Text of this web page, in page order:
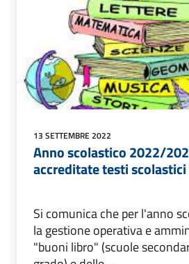
13 SETTEMBRE 2022
Anno scolastico 2022/
accreditate testi scolastici
Si comunica che per l'anno
la gestione operativa e
"buoni libro" (scuole